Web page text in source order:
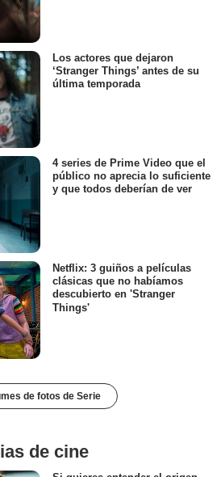
Los actores que dejaron
‘Stranger Things’ antes de su
última temporada
4 series de Prime Video que el
público no aprecia lo suficiente
y que todos deberían de ver
Netflix: 3 guiños a películas
clásicas que no habíamos
descubierto en 'Stranger
Things'
de fotos de Serie
de cine